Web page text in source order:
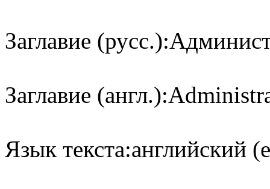
Заглавие (русс.):
Заглавие (англ.):
Язык текста:английский